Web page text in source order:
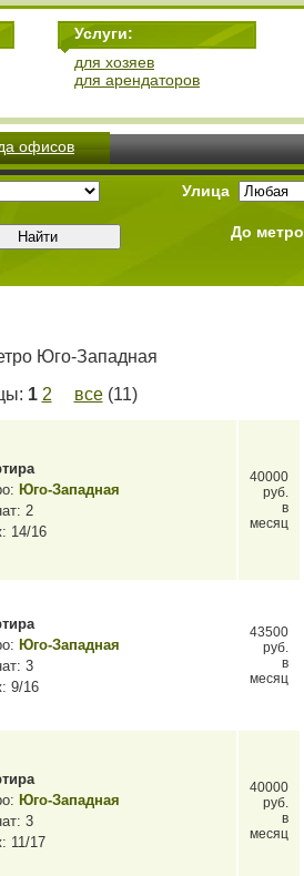
Услуги:
для хозяев
для арендаторов
офисов
Улица
До метро
Юго-Западная
1 2 все(11)
Юго-Западная
2
14/16
40000
руб.
в
месяц
Юго-Западная
3
9/16
43500
руб.
в
месяц
Юго-Западная
3
11/17
40000
руб.
в
месяц